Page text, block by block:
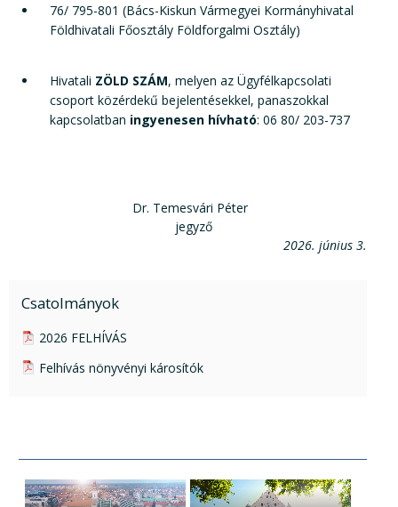
76/ 795-801 (Bács-Kiskun Vármegyei Kormányhivatal
Földhivatali Főosztály Földforgalmi Osztály)
Hivatali ZÖLD SZÁM, melyen az Ügyfélkapcsolati
csoport közérdekű bejelentésekkel, panaszokkal
kapcsolatban ingyenesen hívható: 06 80/ 203-737
Dr. Temesvári Péter
jegyző
2026. június 3.
Csatolmányok
pdf csatolmány:
2026 FELHÍVÁS
pdf csatolmány:
Felhívás nönyvényi károsítók